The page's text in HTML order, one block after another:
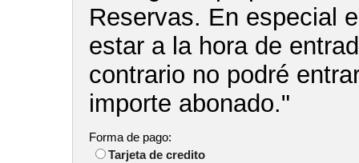
Reservas. En especial
estar a la hora de
contrario no podré
importe abonado."
Forma de pago:
Tarjeta de credito